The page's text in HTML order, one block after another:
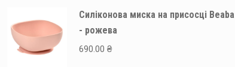
Силіконова миска на присосці Beaba
- рожева
690.00 ₴